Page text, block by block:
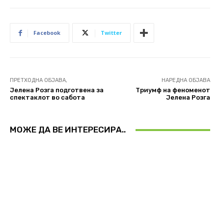
Facebook Twitter
ПРЕТХОДНА ОБЈАВА,
Јелена Розга подготвена за
спектаклот во сабота
НАРЕДНА ОБЈАВА
Триумф на феноменот
Јелена Розга
МОЖЕ ДА ВЕ ИНТЕРЕСИРА..